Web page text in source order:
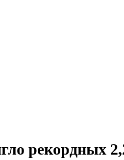
рекордных